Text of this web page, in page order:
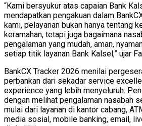
“Kami bersyukur atas capaian Bank
mendapatkan pengakuan dalam
kami, pelayanan bukan hanya tentang
keramahan, tetapi juga bagaimana
pengalaman yang mudah, aman,
setiap titik layanan Bank Kalsel,” ujar
BankCX Tracker 2026 menilai
perbankan dari sekadar service
experience yang lebih menyeluruh.
dengan melihat pengalaman nasabah
mulai dari layanan di kantor cabang,
media sosial, mobile banking, email,